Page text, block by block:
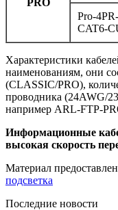
Pro-
CAT6-
Характеристики
наименованиям, они
(CLASSIC/PRO),
проводника (24AWG/
например ARL-FTP-
Информационные
высокая скорость
Материал предоставлен
подсветка
Последние новости